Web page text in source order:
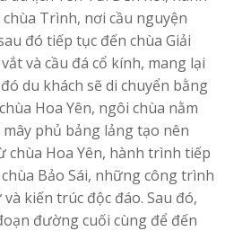
Trình, nơi cầu nguyện
đó tiếp tục đến chùa Giải
và cầu đá cổ kính, mang lại
du khách sẽ di chuyển bằng
Hoa Yên, ngôi chùa nằm
phủ bảng lảng tạo nên
chùa Hoa Yên, hành trình tiếp
Bảo Sái, những công trình
kiến trúc độc đáo. Sau đó,
đường cuối cùng để đến